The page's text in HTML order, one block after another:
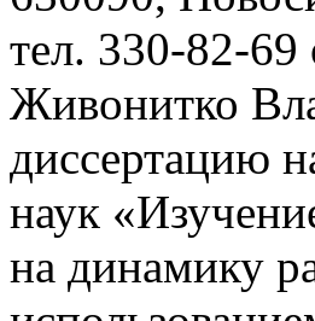
тел. 330-82-69
Живонитко
диссертацию
наук
на динамику